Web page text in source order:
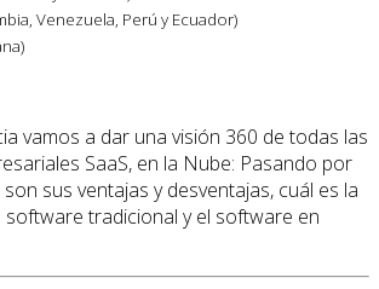
Venezuela, Perú y Ecuador)
vamos a dar una visión 360 de todas las
SaaS, en la Nube: Pasando por
sus ventajas y desventajas, cuál es la
tradicional y el software en